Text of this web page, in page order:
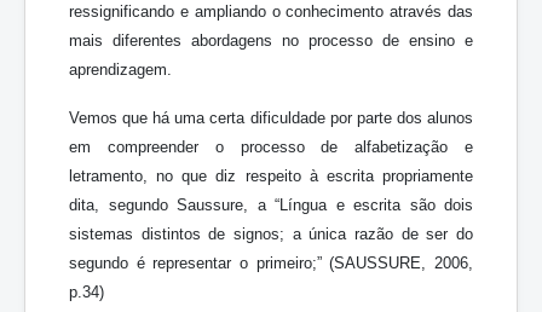
ressignificando e ampliando o conhecimento através das
mais diferentes abordagens no processo de ensino e
aprendizagem.
Vemos que há uma certa dificuldade por parte dos alunos
em compreender o processo de alfabetização e
letramento, no que diz respeito à escrita propriamente
dita, segundo Saussure, a “Língua e escrita são dois
sistemas distintos de signos; a única razão de ser do
segundo é representar o primeiro;” (SAUSSURE, 2006,
p.34)